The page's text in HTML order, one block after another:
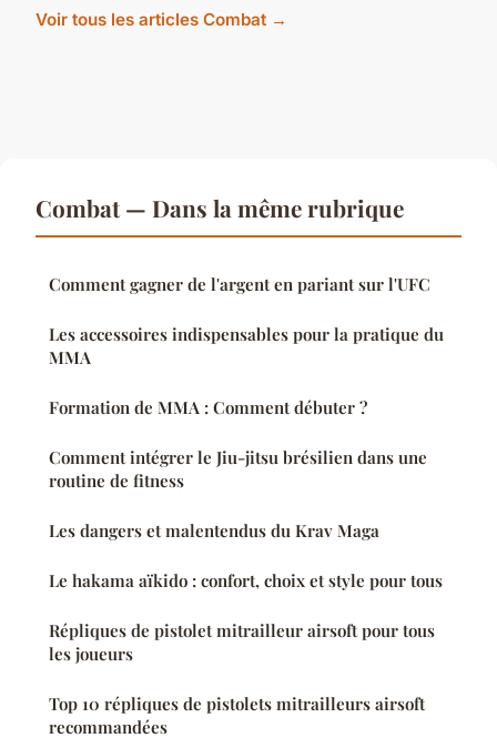
Voir tous les articles Combat →
Combat — Dans la même rubrique
Comment gagner de l'argent en pariant sur l'UFC
Les accessoires indispensables pour la pratique du
MMA
Formation de MMA : Comment débuter ?
Comment intégrer le Jiu-jitsu brésilien dans une
routine de fitness
Les dangers et malentendus du Krav Maga
Le hakama aïkido : confort, choix et style pour tous
Répliques de pistolet mitrailleur airsoft pour tous
les joueurs
Top 10 répliques de pistolets mitrailleurs airsoft
recommandées